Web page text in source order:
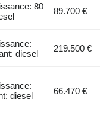
80
89.700 €
diesel
219.500 €
diesel
66.470 €